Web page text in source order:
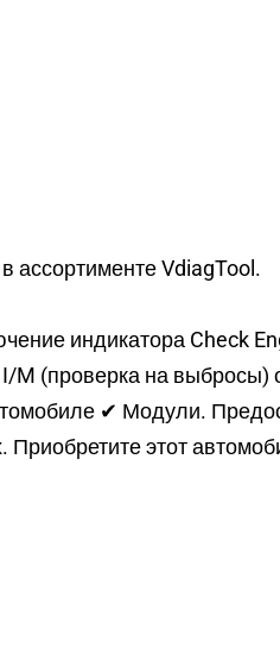
ассортименте VdiagTool.
индикатора Check
(проверка на
✔ Модули.
этот